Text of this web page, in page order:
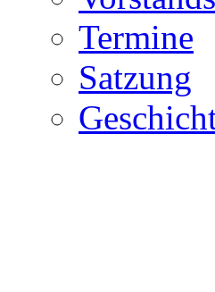
Termine
Satzung